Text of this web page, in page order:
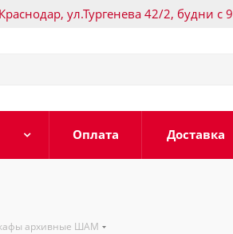
ул.Тургенева 42/2, будни
Оплата Доставка
архивные ШАМ